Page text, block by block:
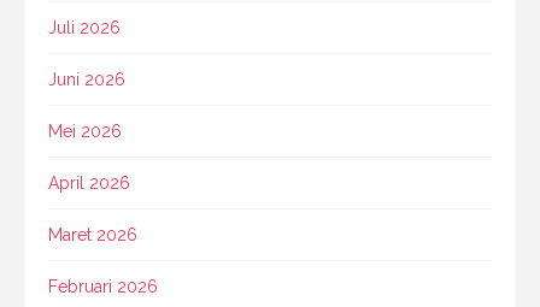
Juli 2026
Juni 2026
Mei 2026
April 2026
Maret 2026
Februari 2026